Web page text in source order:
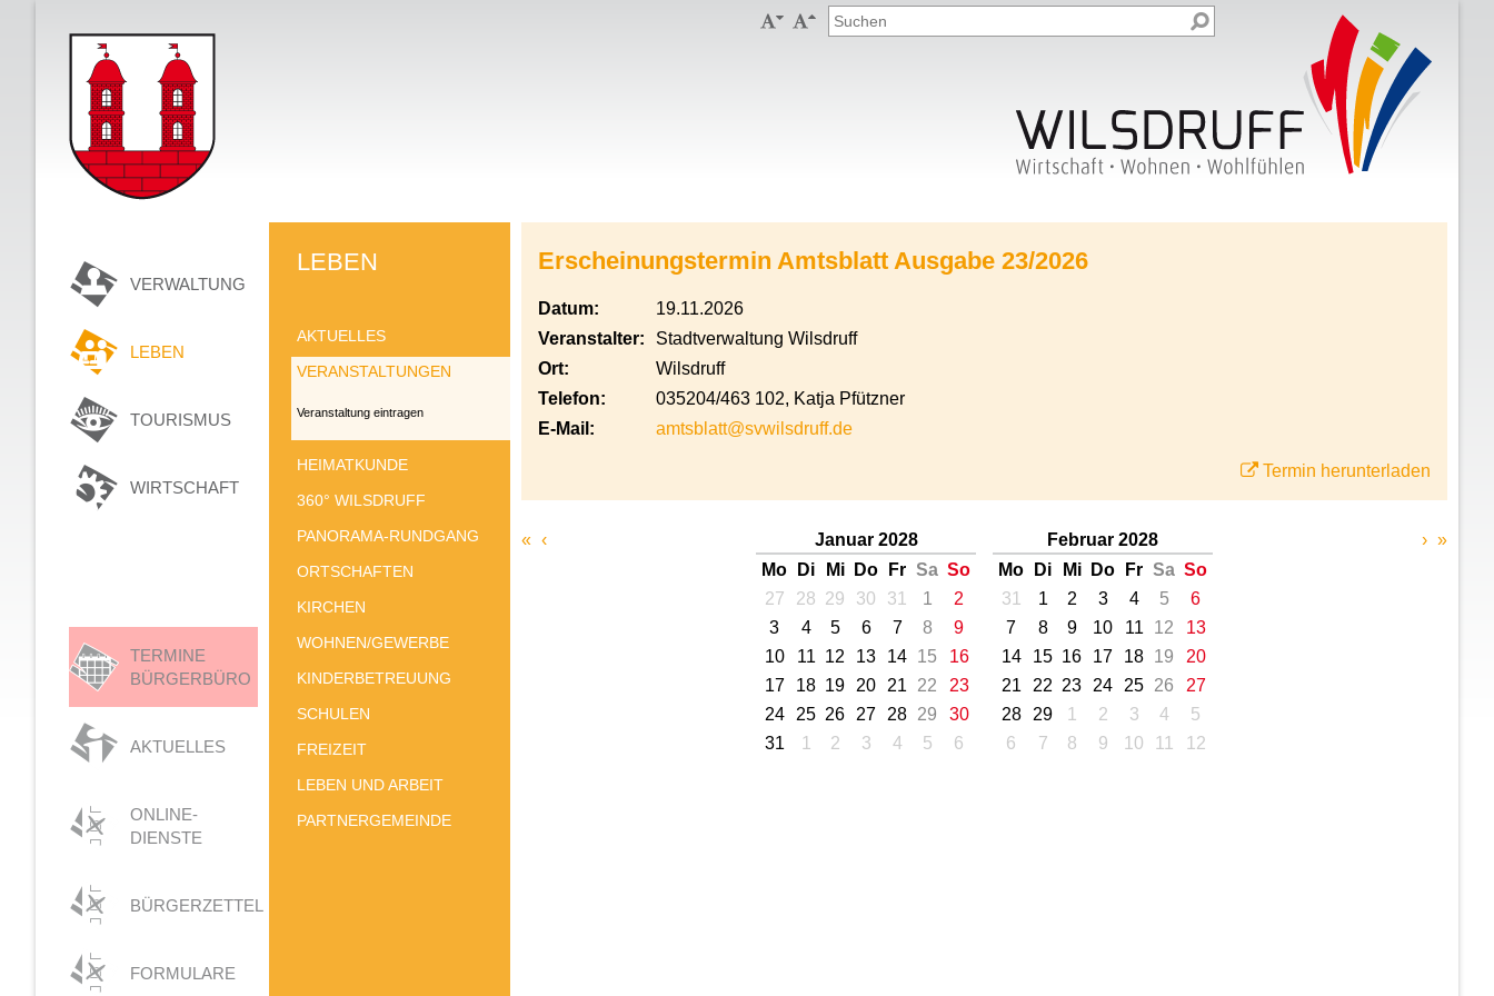
 
VERWALTUNG
LEBEN
TOURISMUS
WIRTSCHAFT
TERMINE
BÜRGERBÜRO
AKTUELLES
ONLINE-
DIENSTE
BÜRGERZETTEL
FORMULARE
LEBEN
AKTUELLES
VERANSTALTUNGEN
Veranstaltung eintragen
HEIMATKUNDE
360° WILSDRUFF
PANORAMA-RUNDGANG
ORTSCHAFTEN
KIRCHEN
WOHNEN/GEWERBE
KINDERBETREUUNG
SCHULEN
FREIZEIT
LEBEN UND ARBEIT
PARTNERGEMEINDE
Erscheinungstermin Amtsblatt Ausgabe 23/2026
Datum:
19.11.2026
Veranstalter:
Stadtverwaltung Wilsdruff
Ort:
Wilsdruff
Telefon:
035204/463 102, Katja Pfützner
E-Mail:
amtsblatt@svwilsdruff.de
Termin herunterladen
« ‹
Januar 2028
Mo
Di Mi Do Fr Sa So
27
28 29 30 31 1
2
3
4 5 6 7 8
9
10
11 12 13 14 15
16
17
18 19 20 21 22
23
24
25 26 27 28 29
30
31
1 2 3 4 5 6
Februar 2028
Mo
Di Mi Do Fr Sa So
31
1 2 3 4 5
6
7
8 9 10 11 12
13
14
15 16 17 18 19
20
21
22 23 24 25 26
27
28
29 1 2 3 4
5
6
7 8 9 10 11 12
› »